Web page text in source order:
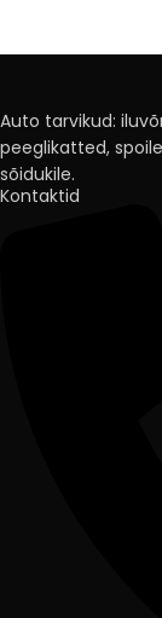
Auto tarvikud:
peeglikatted,
sõidukile.
Kontaktid